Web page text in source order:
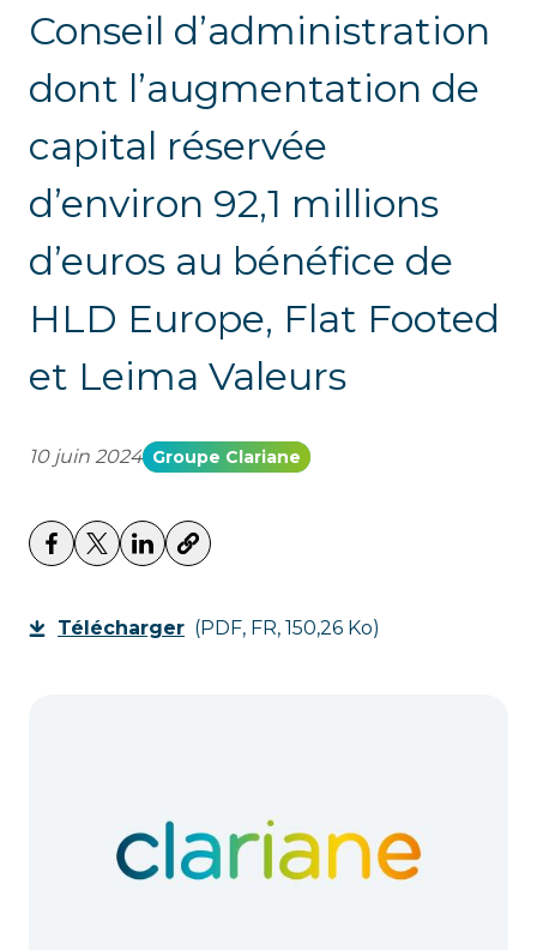
Conseil d’administration
dont l’augmentation de
capital réservée
d’environ 92,1 millions
d’euros au bénéfice de
HLD Europe, Flat Footed
et Leima Valeurs
10 juin 2024 Groupe Clariane
Télécharger (PDF, FR, 150,26 Ko)